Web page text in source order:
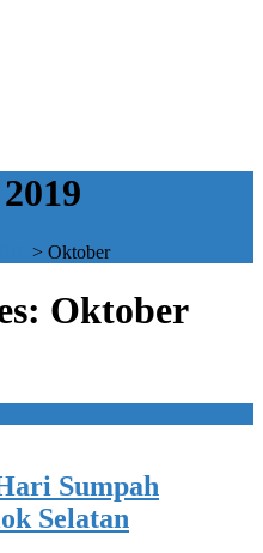
> Oktober
Oktober
Sumpah
Selatan